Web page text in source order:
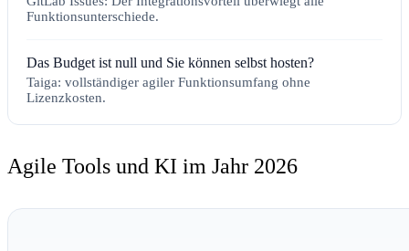
Funktionsunterschiede.
Das Budget ist null und Sie können selbst hosten?
Taiga: vollständiger agiler Funktionsumfang ohne
Lizenzkosten.
Agile Tools und KI im Jahr 2026